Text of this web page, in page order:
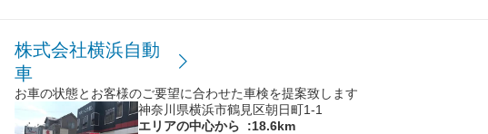
株式会社横浜自動
車
お車の状態とお客様のご要望に合わせた車検を提案致します
神奈川県横浜市鶴見区朝日町1-1
エリアの中心から
:18.6km